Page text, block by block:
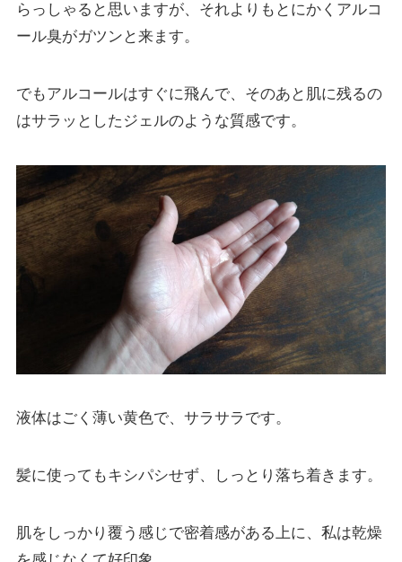
らっしゃると思いますが、それよりもとにかくアルコ
ール臭がガツンと来ます。
でもアルコールはすぐに飛んで、そのあと肌に残るの
はサラッとしたジェルのような質感です。
液体はごく 薄い黄色で、サラサラ です。
髪に使ってもキシパシせず、しっとり落ち着きます。
肌をしっかり覆う感じで密着感がある上に、私は乾燥